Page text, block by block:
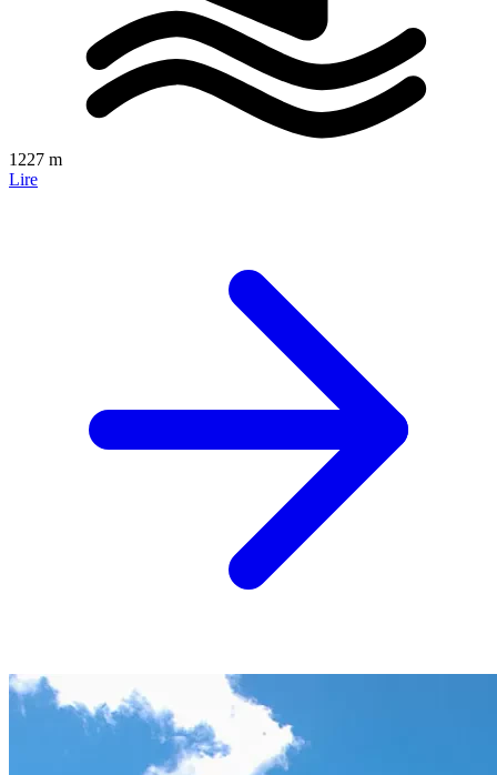
1227 m
Lire